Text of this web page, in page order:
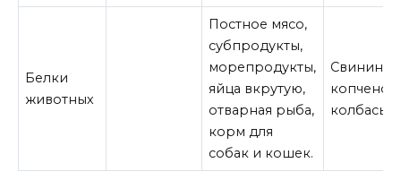
Белки
животных
Постное мясо,
субпродукты,
морепродукты,
яйца вкрутую,
отварная рыба,
корм для
собак и кошек.
Свинина,
колбасы.